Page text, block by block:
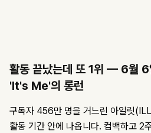
활동 끝났는데 또 1위 — 6월 6
'It's Me'의 롱런
구독자 456만 명을 거느린 아일릿
활동 기간 안에 나옵니다. 컴백하고 2